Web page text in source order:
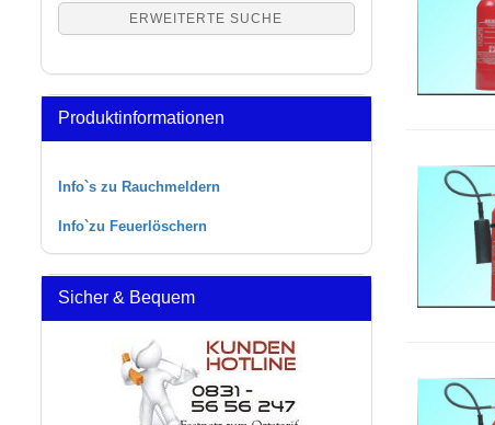
ERWEITERTE SUCHE
Produktinformationen
Info`s zu Rauchmeldern
Info`zu Feuerlöschern
Sicher & Bequem